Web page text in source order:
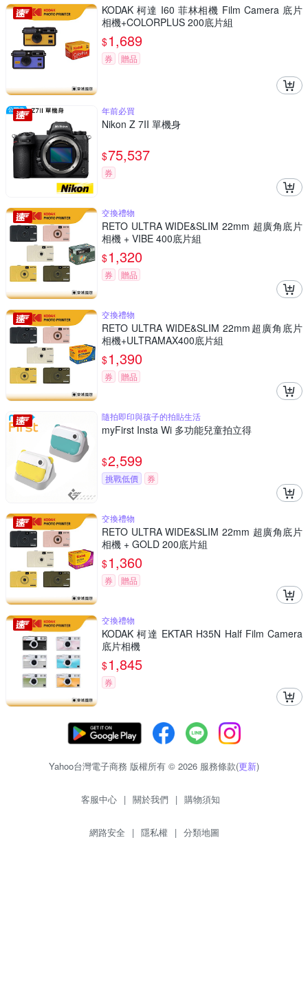
KODAK 柯達 I60 菲林相機 Film Camera 底片
相機+COLORPLUS 200底片組
$1,689
券 贈品
年前必買
Nikon Z 7II 單機身
$75,537
券
交換禮物
RETO ULTRA WIDE&SLIM 22mm 超廣角底片
相機 + VIBE 400底片組
$1,320
券 贈品
交換禮物
RETO ULTRA WIDE&SLIM 22mm超廣角底片
相機+ULTRAMAX400底片組
$1,390
券 贈品
隨拍即印與孩子的拍貼生活
myFirst Insta Wi 多功能兒童拍立得
$2,599
挑戰低價 券
交換禮物
RETO ULTRA WIDE&SLIM 22mm 超廣角底片
相機 + GOLD 200底片組
$1,360
券 贈品
交換禮物
KODAK 柯達 EKTAR H35N Half Film Camera
底片相機
$1,845
券
Yahoo台灣電子商務 版權所有 © 2026 服務條款(更新)
客服中心 | 關於我們 | 購物須知
網路安全 | 隱私權 | 分類地圖